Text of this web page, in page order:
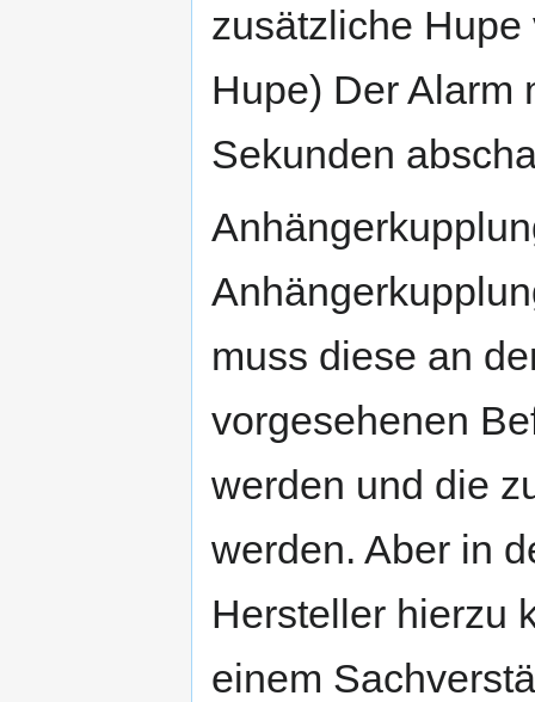
zusätzliche
Hupe) Der Alarm
Sekunden
muss diese an
vorgesehenen
werden und die
werden. Aber in
Hersteller hierzu
einem